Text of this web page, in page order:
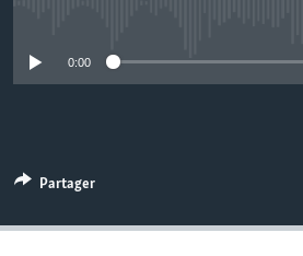
0:00
Partager